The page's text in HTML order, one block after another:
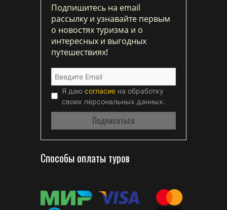
Подпишитесь на email
рассылку и узнавайте первым
о новостях туризма и о
интересных и выгодных
путешествиях!
Я даю согласие на обработку
своих персональных данных.
Способы оплаты туров